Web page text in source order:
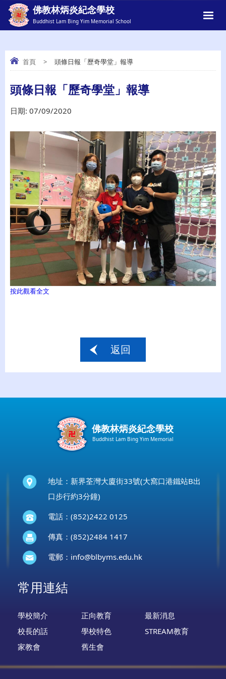
佛教林炳炎紀念學校
Buddhist Lam Bing Yim Memorial School
頭條日報「歷奇學堂」報導
首頁 > 頭條日報「歷奇學堂」報導
頭條日報「歷奇學堂」報導
日期: 07/09/2020
按此觀看全文
返回
佛教林炳炎紀念學校
Buddhist Lam Bing Yim Memorial
地址：新界荃灣大廈街33號(大窩口港鐵站B出
口步行約3分鐘)
電話：(852)2422 0125
傳真：(852)2484 1417
電郵： info@blbyms.edu.hk
常用連結
學校簡介 正向教育
最新消息
校長的話
學校特色
STREAM教育
家教會
舊生會